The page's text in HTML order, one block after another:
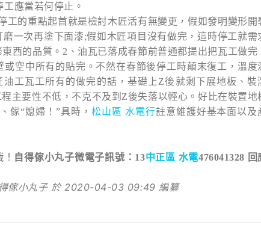
工應當若何停止。
工的重點起首就是檢討木匠活有無變更，假如發明變形開
一次再塗下面漆;假如木匠項目沒有做完，這時停工就需
西的品質。 2、油瓦已落成春節前普通都提出把瓦工做完
空中所有的貼完。不然在春節後停工時顛末復工，溫度
油工瓦工所有的做完的話，基礎上Z後就剩下展地板、裝
主要性不低，不克不及到Z後失落以輕心。好比在裝置地
傢“媳婦！”具時， 松山區 水電行註意維護好基本面以及
自得傢小丸子微電子訊號：13中正區 水電476041328 回
傢小丸子 於 2020-04-03 09:49 編纂